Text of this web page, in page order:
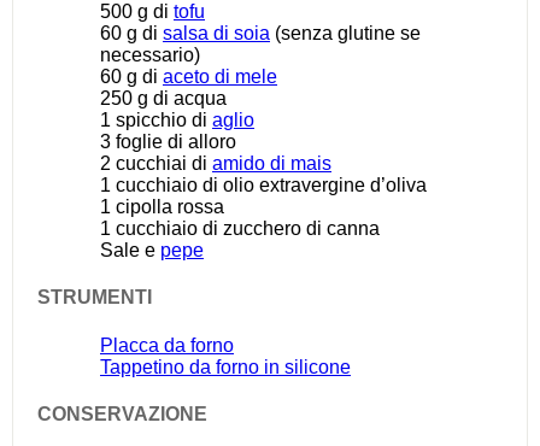
500 g di tofu
60 g di salsa di soia (senza glutine se
necessario)
60 g di aceto di mele
250 g di acqua
1 spicchio di aglio
3 foglie di alloro
2 cucchiai di amido di mais
1 cucchiaio di olio extravergine d’oliva
1 cipolla rossa
1 cucchiaio di zucchero di canna
Sale e pepe
STRUMENTI
Placca da forno
Tappetino da forno in silicone
CONSERVAZIONE